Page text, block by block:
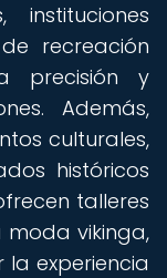
instituciones
recreación
precisión y
Además,
culturales,
históricos
talleres
vikinga,
experiencia